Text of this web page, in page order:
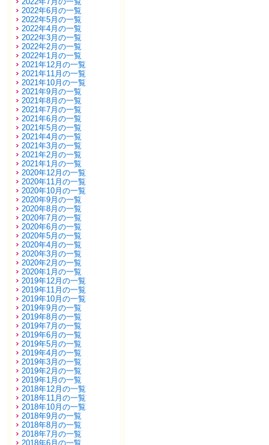
2022年6月の一覧
2022年5月の一覧
2022年4月の一覧
2022年3月の一覧
2022年2月の一覧
2022年1月の一覧
2021年12月の一覧
2021年11月の一覧
2021年10月の一覧
2021年9月の一覧
2021年8月の一覧
2021年7月の一覧
2021年6月の一覧
2021年5月の一覧
2021年4月の一覧
2021年3月の一覧
2021年2月の一覧
2021年1月の一覧
2020年12月の一覧
2020年11月の一覧
2020年10月の一覧
2020年9月の一覧
2020年8月の一覧
2020年7月の一覧
2020年6月の一覧
2020年5月の一覧
2020年4月の一覧
2020年3月の一覧
2020年2月の一覧
2020年1月の一覧
2019年12月の一覧
2019年11月の一覧
2019年10月の一覧
2019年9月の一覧
2019年8月の一覧
2019年7月の一覧
2019年6月の一覧
2019年5月の一覧
2019年4月の一覧
2019年3月の一覧
2019年2月の一覧
2019年1月の一覧
2018年12月の一覧
2018年11月の一覧
2018年10月の一覧
2018年9月の一覧
2018年8月の一覧
2018年7月の一覧
2018年6月の一覧